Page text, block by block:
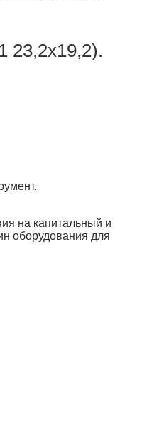
23,2х19,2).
на капитальный и
оборудования для